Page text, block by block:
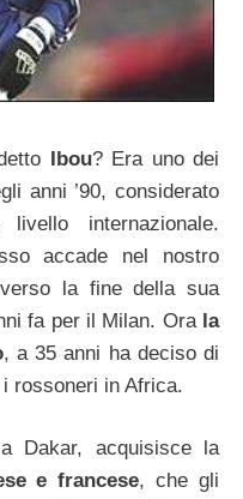
Ibou? Era uno dei
anni ’90, considerato
internazionale.
accade nel nostro
la fine della sua
fa per il Milan. Ora la
, a 35 anni ha deciso di
rossoneri in Africa.
Dakar, acquisisce la
e francese, che gli